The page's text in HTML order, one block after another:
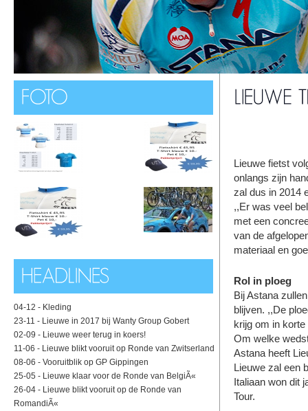
04-12 - Kleding
23-11 - Lieuwe in 2017 bij Wanty Group Gobert
02-09 - Lieuwe weer terug in koers!
11-06 - Lieuwe blikt vooruit op Ronde van Zwitserland
08-06 - Vooruitblik op GP Gippingen
25-05 - Lieuwe klaar voor de Ronde van BelgiÃ«
26-04 - Lieuwe blikt vooruit op de Ronde van
RomandiÃ«
Lieuwe fietst
onlangs zijn
zal dus in 2014
,,Er was veel
met een
van de
materiaal en
Rol in ploeg
Bij Astana
blijven. ,,De
krijg om in
Om welke
Astana heeft
Lieuwe zal een
Italiaan won dit
Tour.